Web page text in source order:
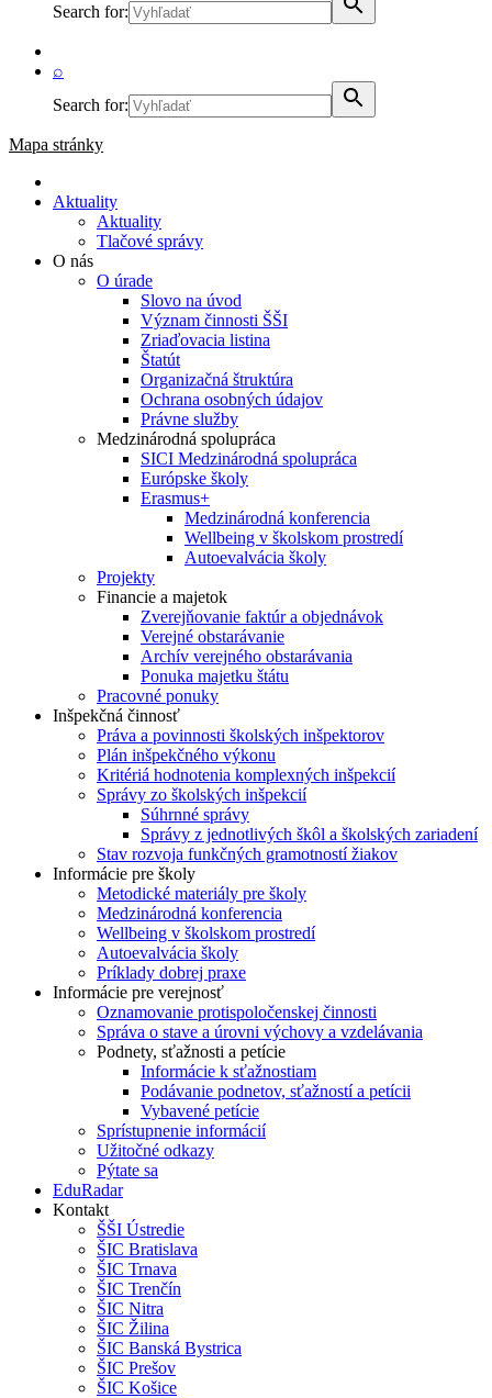
Search for:
⌕
Search for:
Mapa stránky
Aktuality
Aktuality
Tlačové správy
O nás
O úrade
Slovo na úvod
Význam činnosti ŠŠI
Zriaďovacia listina
Štatút
Organizačná štruktúra
Ochrana osobných údajov
Právne služby
Medzinárodná spolupráca
SICI Medzinárodná spolupráca
Európske školy
Erasmus+
Medzinárodná konferencia
Wellbeing v školskom prostredí
Autoevalvácia školy
Projekty
Financie a majetok
Zverejňovanie faktúr a objednávok
Verejné obstarávanie
Archív verejného obstarávania
Ponuka majetku štátu
Pracovné ponuky
Inšpekčná činnosť
Práva a povinnosti školských inšpektorov
Plán inšpekčného výkonu
Kritériá hodnotenia komplexných inšpekcií
Správy zo školských inšpekcií
Súhrnné správy
Správy z jednotlivých škôl a školských zariadení
Stav rozvoja funkčných gramotností žiakov
Informácie pre školy
Metodické materiály pre školy
Medzinárodná konferencia
Wellbeing v školskom prostredí
Autoevalvácia školy
Príklady dobrej praxe
Informácie pre verejnosť
Oznamovanie protispoločenskej činnosti
Správa o stave a úrovni výchovy a vzdelávania
Podnety, sťažnosti a petície
Informácie k sťažnostiam
Podávanie podnetov, sťažností a petícii
Vybavené petície
Sprístupnenie informácií
Užitočné odkazy
Pýtate sa
EduRadar
Kontakt
ŠŠI Ústredie
ŠIC Bratislava
ŠIC Trnava
ŠIC Trenčín
ŠIC Nitra
ŠIC Žilina
ŠIC Banská Bystrica
ŠIC Prešov
ŠIC Košice